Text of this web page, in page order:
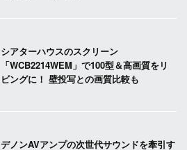
シアターハウスのスクリーン
「WCB2214WEM」で100型＆高画質をリ
ビングに！ 壁投写との画質比較も
デノンAVアンプの次世代サウンドを牽引す